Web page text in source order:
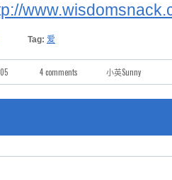
Tag: 爱
4 comments 小英Sunny